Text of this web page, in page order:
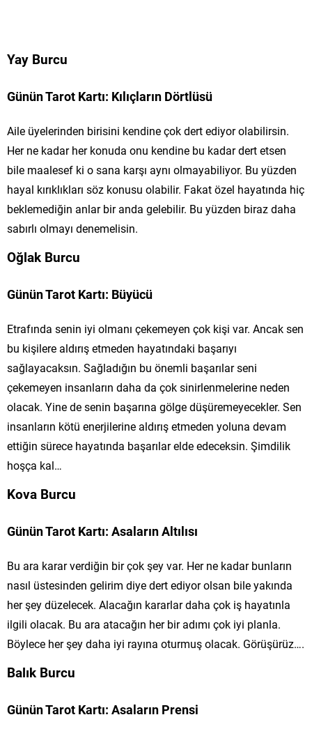
Yay Burcu
Günün Tarot Kartı: Kılıçların Dörtlüsü
Aile üyelerinden birisini kendine çok dert ediyor olabilirsin.
Her ne kadar her konuda onu kendine bu kadar dert etsen
bile maalesef ki o sana karşı aynı olmayabiliyor. Bu yüzden
hayal kırıklıkları söz konusu olabilir. Fakat özel hayatında hiç
beklemediğin anlar bir anda gelebilir. Bu yüzden biraz daha
sabırlı olmayı denemelisin.
Oğlak Burcu
Günün Tarot Kartı: Büyücü
Etrafında senin iyi olmanı çekemeyen çok kişi var. Ancak sen
bu kişilere aldırış etmeden hayatındaki başarıyı
sağlayacaksın. Sağladığın bu önemli başarılar seni
çekemeyen insanların daha da çok sinirlenmelerine neden
olacak. Yine de senin başarına gölge düşüremeyecekler. Sen
insanların kötü enerjilerine aldırış etmeden yoluna devam
ettiğin sürece hayatında başarılar elde edeceksin. Şimdilik
hoşça kal…
Kova Burcu
Günün Tarot Kartı: Asaların Altılısı
Bu ara karar verdiğin bir çok şey var. Her ne kadar bunların
nasıl üstesinden gelirim diye dert ediyor olsan bile yakında
her şey düzelecek. Alacağın kararlar daha çok iş hayatınla
ilgili olacak. Bu ara atacağın her bir adımı çok iyi planla.
Böylece her şey daha iyi rayına oturmuş olacak. Görüşürüz….
Balık Burcu
Günün Tarot Kartı: Asaların Prensi